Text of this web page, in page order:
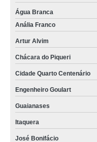
Água Branca
Anália Franco
Artur Alvim
Chácara do Piqueri
Cidade Quarto Centenário
Engenheiro Goulart
Guaianases
Itaquera
José Bonifácio